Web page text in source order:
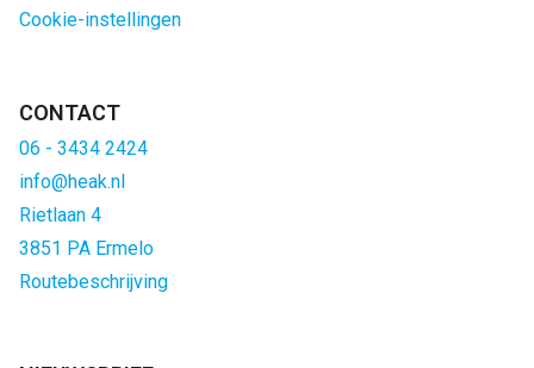
Cookie-instellingen
CONTACT
06 - 3434 2424
info@heak.nl
Rietlaan 4
3851 PA Ermelo
Routebeschrijving